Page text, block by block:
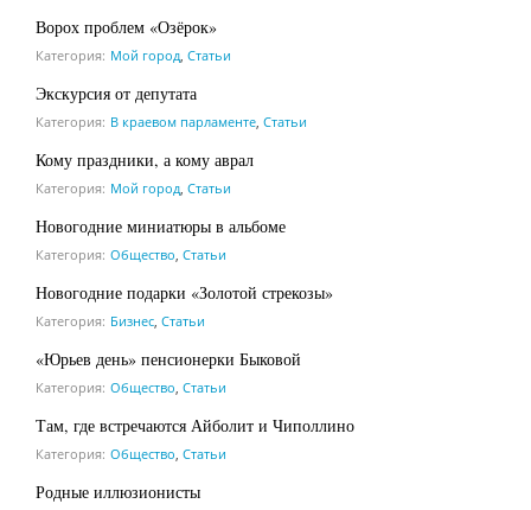
Ворох проблем «Озёрок»
Категория: Мой город, Статьи
Экскурсия от депутата
Категория: В краевом парламенте, Статьи
Кому праздники, а кому аврал
Категория: Мой город, Статьи
Новогодние миниатюры в альбоме
Категория: Общество, Статьи
Новогодние подарки «Золотой стрекозы»
Категория: Бизнес, Статьи
«Юрьев день» пенсионерки Быковой
Категория: Общество, Статьи
Там, где встречаются Айболит и Чиполлино
Категория: Общество, Статьи
Родные иллюзионисты